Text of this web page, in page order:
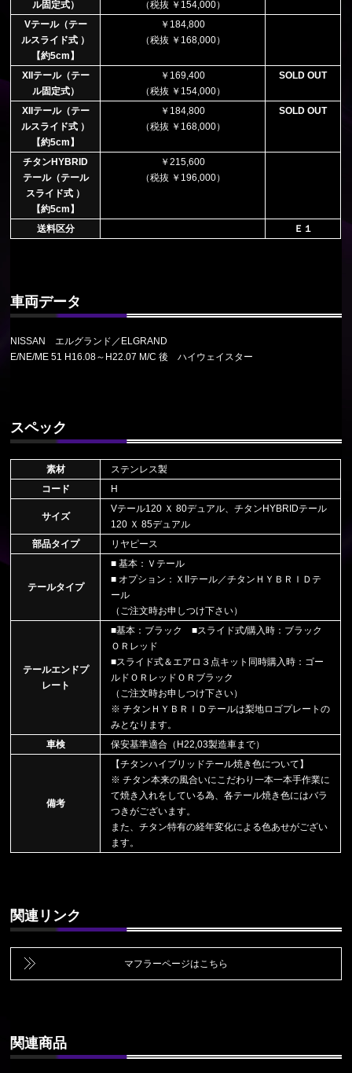
ル固定式）
（税抜 ￥154,000）
Vテール（テー
ルスライド式 ）
【約5cm】
￥184,800
（税抜 ￥168,000）
XIIテール（テー
ル固定式）
￥169,400
（税抜 ￥154,000）
SOLD OUT
XIIテール（テー
ルスライド式 ）
【約5cm】
￥184,800
（税抜 ￥168,000）
SOLD OUT
チタンHYBRID
テール（テール
スライド式 ）
【約5cm】
￥215,600
（税抜 ￥196,000）
送料区分 Ｅ１
車両データ
NISSAN エルグランド／ELGRAND
E/NE/ME 51 H16.08～H22.07 M/C 後 ハイウェイスター
スペック
素材
ステンレス製
コード
H
サイズ
Vテール120 Ｘ 80デュアル、チタンHYBRIDテール
120 Ｘ 85デュアル
部品タイプ
リヤピース
テールタイプ
■ 基本：Ｖテール
■ オプション：ＸIIテール／チタンＨＹＢＲＩＤテ
ール
（ご注文時お申しつけ下さい）
テールエンドプ
レート
■基本：ブラック ■スライド式/購入時：ブラック
ＯＲレッド
■スライド式＆エアロ３点キット同時購入時：ゴー
ルドＯＲレッドＯＲブラック
（ご注文時お申しつけ下さい）
※ チタンＨＹＢＲＩＤテールは梨地ロゴプレートの
みとなります。
車検
保安基準適合（H22,03製造車まで）
備考
【チタンハイブリッドテール焼き色について】
※ チタン本来の風合いにこだわり一本一本手作業に
て焼き入れをしている為、各テール焼き色にはバラ
つきがございます。
また、チタン特有の経年変化による色あせがござい
ます。
関連リンク
マフラーページはこちら
関連商品